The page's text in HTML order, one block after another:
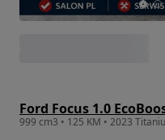
Ford Focus 1.0